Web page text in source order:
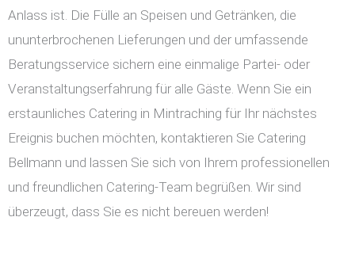
Anlass ist. Die Fülle an Speisen und Getränken, die
ununterbrochenen Lieferungen und der umfassende
Beratungsservice sichern eine einmalige Partei- oder
Veranstaltungserfahrung für alle Gäste. Wenn Sie ein
erstaunliches Catering in Mintraching für Ihr nächstes
Ereignis buchen möchten, kontaktieren Sie Catering
Bellmann und lassen Sie sich von Ihrem professionellen
und freundlichen Catering-Team begrüßen. Wir sind
überzeugt, dass Sie es nicht bereuen werden!